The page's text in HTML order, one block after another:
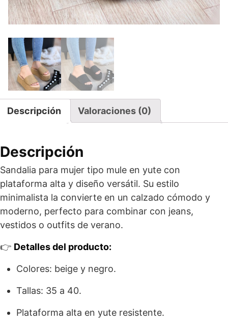
Descripción Valoraciones (0)
Descripción
Sandalia para mujer tipo mule en yute con
plataforma alta y diseño versátil. Su estilo
minimalista la convierte en un calzado cómodo y
moderno, perfecto para combinar con jeans,
vestidos o outfits de verano.
👉 Detalles del producto:
Colores: beige y negro.
Tallas: 35 a 40.
Plataforma alta en yute resistente.